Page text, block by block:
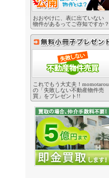
おおやけに、表に出ていない
物件があるってご存知ですか？
これでもう大丈夫！momotarou
の「失敗しない不動産物件売
買」をプレゼント!!